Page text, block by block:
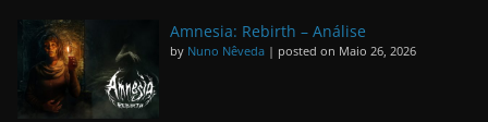
Amnesia: Rebirth – Análise
by Nuno Nêveda | posted on Maio 26, 2026